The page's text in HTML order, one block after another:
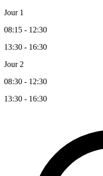
Jour 1
08:15 - 12:30
13:30 - 16:30
Jour 2
08:30 - 12:30
13:30 - 16:30